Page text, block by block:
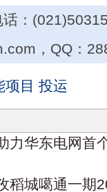
：
，QQ：
项目 投运
力华东电网首
稻城噶通一期